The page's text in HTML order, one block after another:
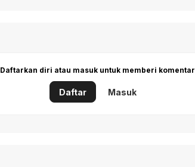
Daftarkan diri atau masuk untuk memberi komentar
Daftar Masuk